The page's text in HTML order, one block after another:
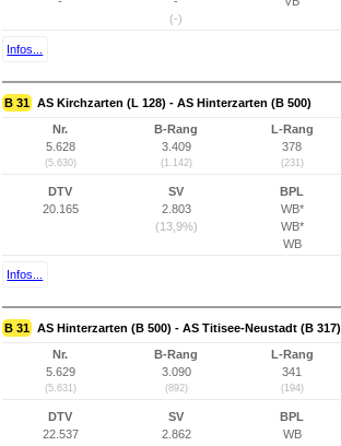
(-)
Infos...
B 31 AS Kirchzarten (L 128) - AS Hinterzarten (B 500)
Nr.
5.628
(5.630)
B-Rang
3.409
(1.142)
L-Rang
378
(231)
DTV
20.165
SV
2.803
(13,9%)
BPL
WB*
WB*
WB
Infos...
B 31 AS Hinterzarten (B 500) - AS Titisee-Neustadt (B 317)
Nr.
5.629
(5.631)
B-Rang
3.090
(892)
L-Rang
341
(194)
DTV
22.537
SV
2.862
BPL
WB